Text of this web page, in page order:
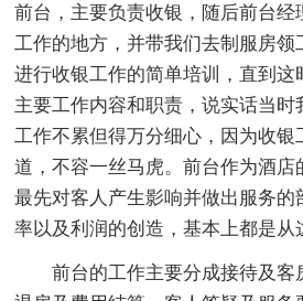
前台，主要负责收银，随后前台经
工作的地方，并带我们去制服房
进行收银工作的简单培训，直到这
主要工作内容和职责，说实话当时
工作不累但得万分细心，因为收银
道，不容一丝马虎。前台作为酒店
最先对客人产生影响并做出服务的
率以及利润的创造，基本上都是从
前台的工作主要分成接待及客